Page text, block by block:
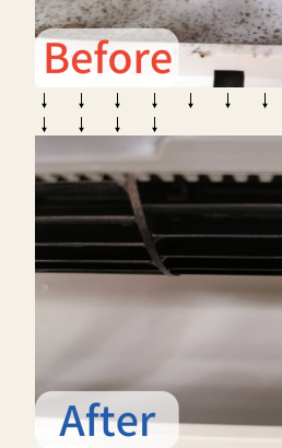
↓ ↓ ↓ ↓ ↓ ↓
↓ ↓ ↓ ↓